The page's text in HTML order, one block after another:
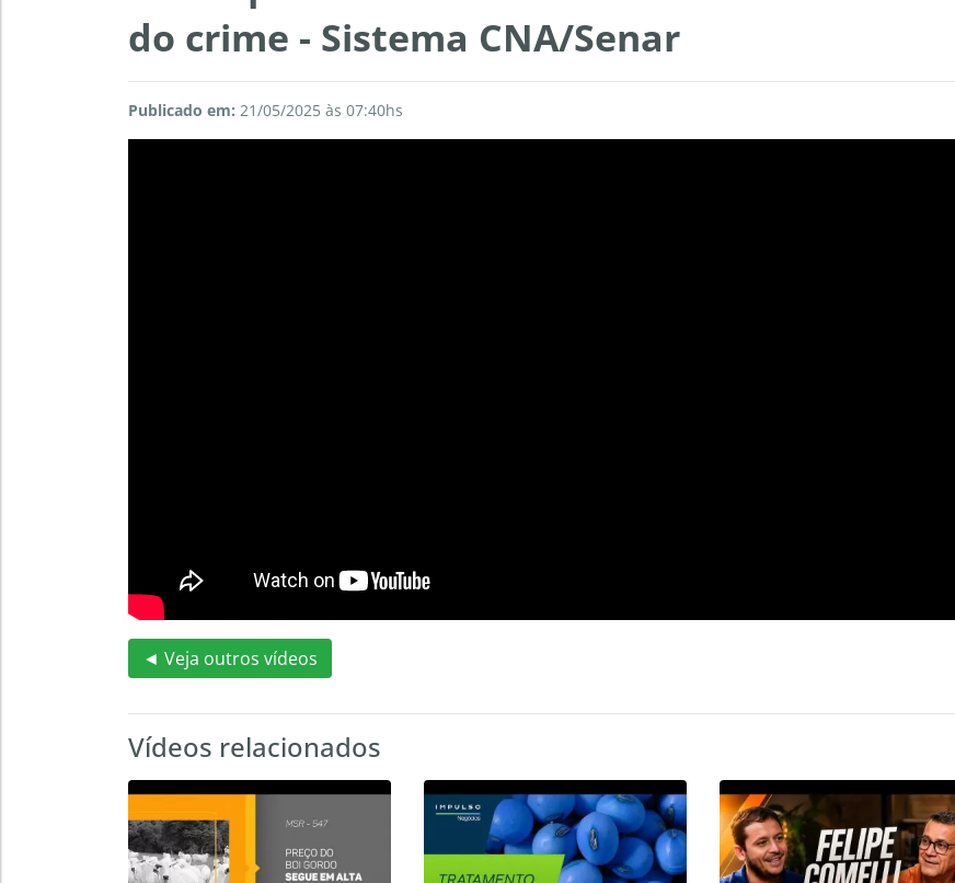
do crime - Sistema CNA/Senar
Publicado em: 21/05/2025 às 07:40hs
◄ Veja outros vídeos
Vídeos relacionados